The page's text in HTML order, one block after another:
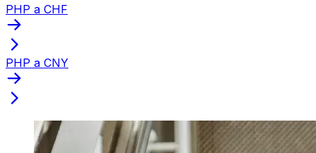
PHP a CHF
PHP a CNY